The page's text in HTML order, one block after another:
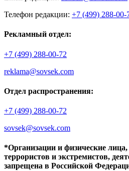
Телефон редакции: +7 (499) 288-00-
Рекламный отдел:
+7 (499) 288-00-72
reklama@sovsek.com
Отдел распространения:
+7 (499) 288-00-72
sovsek@sovsek.com
*Организации и физические
террористов и экстремистов,
запрещена в Российской